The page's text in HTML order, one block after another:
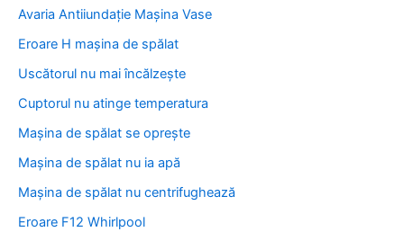
f
r
Avaria Antiiundație Mașina Vase
Eroare H mașina de spălat
Uscătorul nu mai încălzește
Cuptorul nu atinge temperatura
Mașina de spălat se oprește
Mașina de spălat nu ia apă
Mașina de spălat nu centrifughează
Eroare F12 Whirlpool